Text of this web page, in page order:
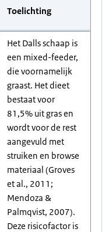
Toelichting
Het Dalls schaap is
een mixed-feeder,
die voornamelijk
graast. Het dieet
bestaat voor
81,5% uit gras en
wordt voor de rest
aangevuld met
struiken en browse
materiaal (Groves
et al., 2011;
Mendoza &
Palmqvist, 2007).
Deze risicofactor is